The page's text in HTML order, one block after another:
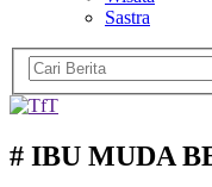
Sastra
# IBU MUDA